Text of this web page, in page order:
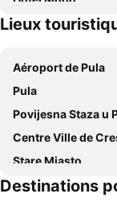
Hotel Veli Jože
Pula Antic Rooms
Monvidal by Bura Hotels -
Apartments Villa
Boutique Hotel
Old Town Inn
Guest house
Lieux
Aéroport de Pula
Pula
Povijesna Staza u
Centre Ville de
Stare Miasto
Delfin
Destinations